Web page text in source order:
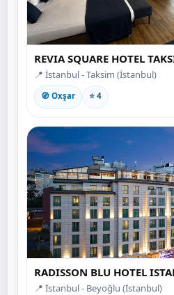
REVIA SQUARE HOTEL
📍 İstanbul - Taksim (İstanbul)
🧭 Oxşar ⭐ 4
RADISSON BLU HOTEL
📍 İstanbul - Beyoğlu (İstanbul)